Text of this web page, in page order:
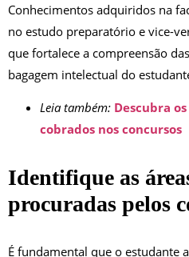
Conhecimentos adquiridos na
no estudo preparatório e vice-
que fortalece a compreensão
bagagem intelectual do
Leia também: Descubra
cobrados nos concursos
Identifique as
procuradas pelos
É fundamental que o estudante